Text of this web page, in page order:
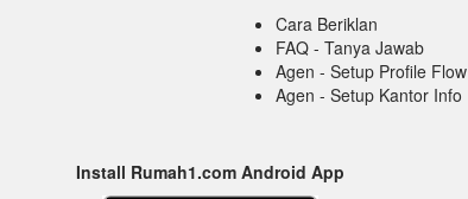
Cara Beriklan
FAQ - Tanya Jawab
Agen - Setup Profile Flow
Agen - Setup Kantor Info
Install Rumah1.com Android App